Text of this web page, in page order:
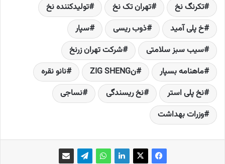
تك­رنگ نخ تهران تک نخ
تولیدکننده نخ
خ پلی­ آمید
ذوب ­ریسی
سپار
سیب سبز سلامتی
شرکت تهران زرنخ
ماهنامه بسپار
نZIG SHENG
نانو نقره
نخ پلی استر
نخ ریسندگی
نساجی
وزرات بهداشت